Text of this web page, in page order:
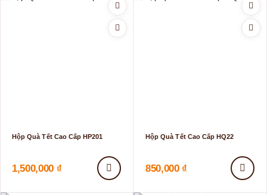
Hộp Quà Tết Cao Cấp HP201
1,500,000 ₫
Hộp Quà Tết Cao Cấp HQ22
850,000 ₫